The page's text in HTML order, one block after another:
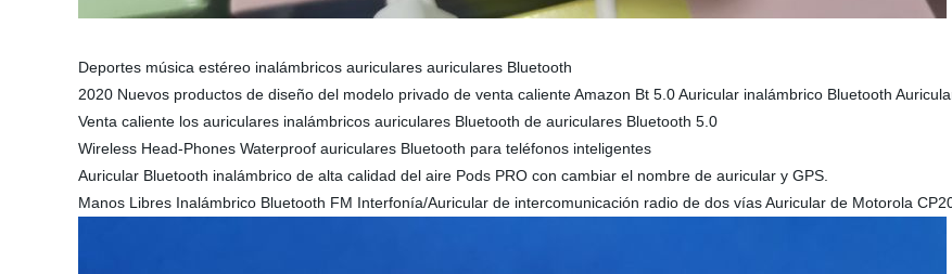
Deportes música estéreo inalámbricos auriculares auriculares Bluetooth
2020 Nuevos productos de diseño del modelo privado de venta caliente Amazon Bt 5.0 Auricular inalámbrico Bluetooth
Venta caliente los auriculares inalámbricos auriculares Bluetooth de auriculares Bluetooth 5.0
Wireless Head-Phones Waterproof auriculares Bluetooth para teléfonos inteligentes
Auricular Bluetooth inalámbrico de alta calidad del aire Pods PRO con cambiar el nombre de auricular y GPS.
Manos Libres Inalámbrico Bluetooth FM Interfonía/Auricular de intercomunicación radio de dos vías Auricular de Motorola